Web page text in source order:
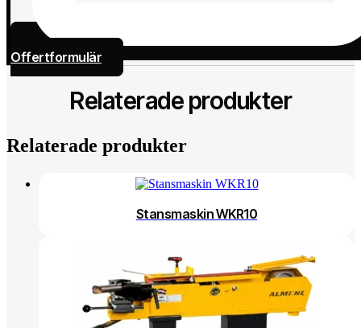
Offertformulär
Relaterade produkter
Relaterade produkter
Stansmaskin WKR10